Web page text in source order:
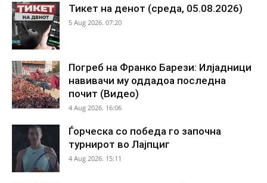
Тикет на денот (среда, 05.08.2026)
5 Aug 2026. 07:20
Погреб на Франко Барези: Илјадници
навивачи му оддадоа последна
почит (Видео)
4 Aug 2026. 16:06
Ѓорческа со победа го започна
турнирот во Лајпциг
4 Aug 2026. 15:11